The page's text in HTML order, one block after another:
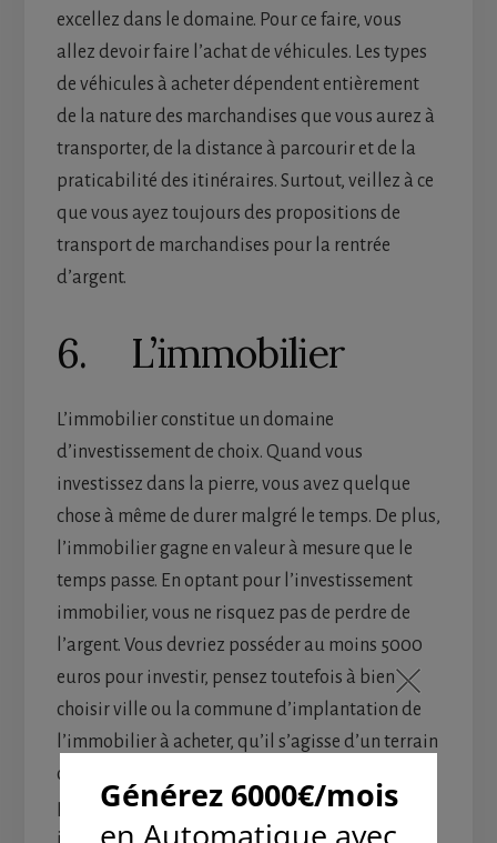
excellez dans le domaine. Pour ce faire, vous
allez devoir faire l’achat de véhicules. Les types
de véhicules à acheter dépendent entièrement
de la nature des marchandises que vous aurez à
transporter, de la distance à parcourir et de la
praticabilité des itinéraires. Surtout, veillez à ce
que vous ayez toujours des propositions de
transport de marchandises pour la rentrée
d’argent.
6. L’immobilier
L’immobilier constitue un domaine
d’investissement de choix. Quand vous
investissez dans la pierre, vous avez quelque
chose à même de durer malgré le temps. De plus,
l’immobilier gagne en valeur à mesure que le
temps passe. En optant pour l’investissement
immobilier, vous ne risquez pas de perdre de
l’argent. Vous devriez posséder au moins 5000
euros pour investir, pensez toutefois à bien
choisir ville ou la commune d’implantation de
l’immobilier à acheter, qu’il s’agisse d’un terrain
ou d’une maison. Cette petite attention vous
permet d’échapper aux problèmes de bulles
immobilières à même de rendre les prix de